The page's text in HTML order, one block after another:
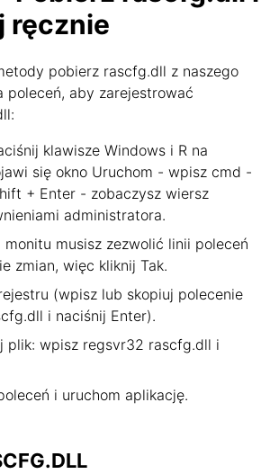
ręcznie
pobierz rascfg.dll z naszego
poleceń, aby zarejestrować
klawisze Windows i R na
się okno Uruchom - wpisz cmd -
+ Enter - zobaczysz wiersz
administratora.
musisz zezwolić linii poleceń
zmian, więc kliknij Tak.
(wpisz lub skopiuj polecenie
i naciśnij Enter).
plik: wpisz regsvr32 rascfg.dll i
i uruchom aplikację.